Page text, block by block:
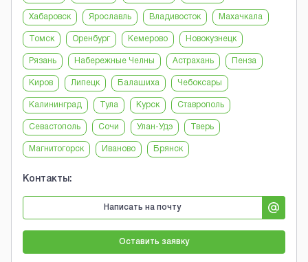
Хабаровск Ярославль Владивосток Махачкала
Томск Оренбург Кемерово Новокузнецк
Рязань Набережные Челны Астрахань Пенза
Киров Липецк Балашиха Чебоксары
Калининград Тула Курск Ставрополь
Севастополь Сочи Улан-Удэ Тверь
Магнитогорск Иваново Брянск
Контакты:
Написать на почту
Оставить заявку